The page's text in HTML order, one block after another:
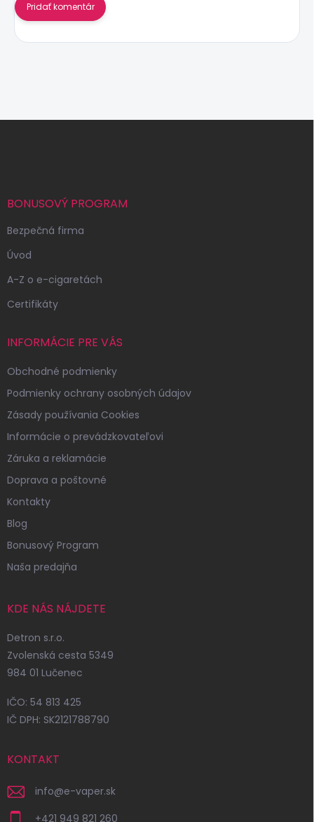
Pridať komentár
BONUSOVÝ PROGRAM
Bezpečná firma
Úvod
A-Z o e-cigaretách
Certifikáty
INFORMÁCIE PRE VÁS
Obchodné podmienky
Podmienky ochrany osobných údajov
Zásady používania Cookies
Informácie o prevádzkovateľovi
Záruka a reklamácie
Doprava a poštovné
Kontakty
Blog
Bonusový Program
Naša predajňa
KDE NÁS NÁJDETE
Detron s.r.o.
Zvolenská cesta 5349
984 01 Lučenec
IČO: 54 813 425
IČ DPH: SK2121788790
KONTAKT
info@e-vaper.sk
+421 949 821 260